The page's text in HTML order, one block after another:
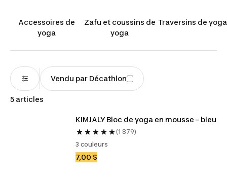
l'alignement de votre corps et l'équilibre de vos
postures. Explorez de nouvelles variations dans
de qualité!
Accessoires de
yoga
Zafu et coussins de
yoga
Traversins de yoga
Vendu par Décathlon
5 articles
KIMJALY Bloc de yoga en mousse – bleu
(1 879)
3 couleurs
7,00 $